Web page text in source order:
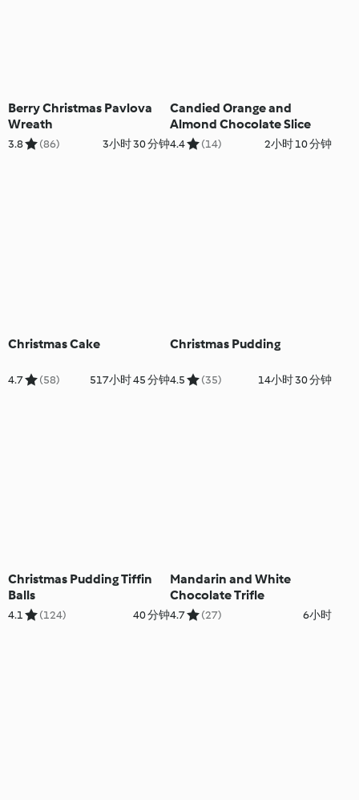
Berry Christmas Pavlova
Wreath
3.8 (86) 3小时 30 分钟
Candied Orange and
Almond Chocolate Slice
4.4 (14) 2小时 10 分钟
Christmas Cake
4.7 (58) 517小时 45 分钟
Christmas Pudding
4.5 (35) 14小时 30 分钟
Christmas Pudding Tiffin
Balls
4.1 (124) 40 分钟
Mandarin and White
Chocolate Trifle
4.7 (27) 6小时